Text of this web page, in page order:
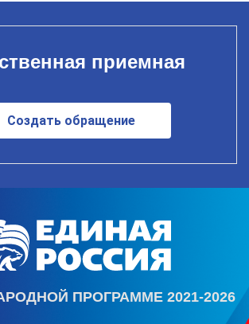
приемная
Создать обращение
ПРОГРАММЕ 2021-2026